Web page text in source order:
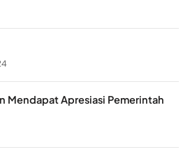
Mendapat Apresiasi Pemerintah